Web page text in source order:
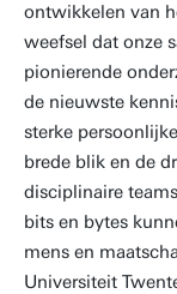
ontwikkelen van
weefsel dat onze
pionierende
de nieuwste
sterke
brede blik en de
disciplinaire
bits en bytes
mens en
Universiteit